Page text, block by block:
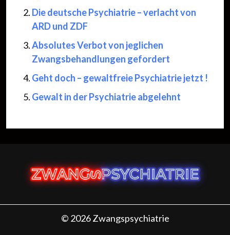
Die deutsche Psychiatrie – verlacht von
ARD und ZDF
Absolutes Verbot von jeglichen
Zwangsbehandlungen gefordert
Geht doch – gewaltfreie Psychiatrie jetzt !
Gewalt in der Psychiatrie abgelehnt
© 2026 Zwangspsychiatrie